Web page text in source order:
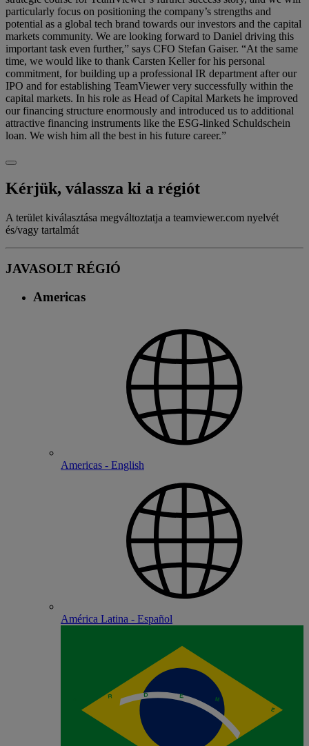
particularly focus on positioning the company’s strengths and
potential as a global tech brand towards our investors and the capital
markets community. We are looking forward to Daniel driving this
important task even further,” says CFO Stefan Gaiser. “At the same
time, we would like to thank Carsten Keller for his personal
commitment, for building up a professional IR department after our
IPO and for establishing TeamViewer very successfully within the
capital markets. In his role as Head of Capital Markets he improved
our financing structure enormously and introduced us to additional
attractive financing instruments like the ESG-linked Schuldschein
loan. We wish him all the best in his future career.”
Kérjük, válassza ki a régiót
A terület kiválasztása megváltoztatja a teamviewer.com nyelvét
és/vagy tartalmát
JAVASOLT RÉGIÓ
Americas
Americas - English
América Latina - Español